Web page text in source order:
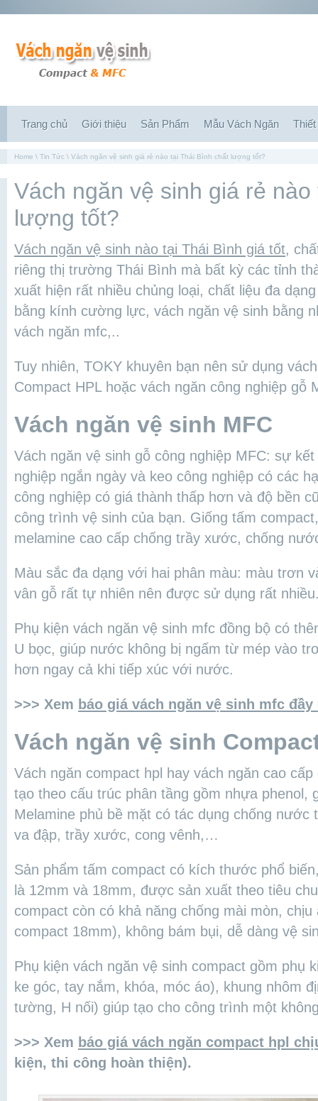
Trang chủ Giới thiệu Sản Phẩm Mẫu Vách Ngăn
Home \ Tin Tức \ Vách ngăn vệ sinh giá rẻ nào tại Thái Bình chất lượng tốt?
Vách ngăn vệ sinh giá rẻ
lượng tốt?
Vách ngăn vệ sinh nào tại Thái Bình giá tốt,
riêng thị trường Thái Bình mà bất kỳ các tỉnh
xuất hiện rất nhiều chủng loại, chất liệu đa
bằng kính cường lực, vách ngăn vệ sinh bằng
vách ngăn mfc,..
Tuy nhiên, TOKY khuyên bạn nên sử dụng
Compact HPL hoặc vách ngăn công nghiệp gỗ
Vách ngăn vệ sinh MFC
Vách ngăn vệ sinh gỗ công nghiệp MFC: sự
nghiệp ngắn ngày và keo công nghiệp có các
công nghiệp có giá thành thấp hơn và độ bền
công trình vệ sinh của bạn. Giống tấm
melamine cao cấp chống trầy xước, chống
Màu sắc đa dạng với hai phân màu: màu trơn
vân gỗ rất tự nhiên nên được sử dụng rất
Phụ kiện vách ngăn vệ sinh mfc đồng bộ có
U bọc, giúp nước không bị ngấm từ mép vào
hơn ngay cả khi tiếp xúc với nước.
>>> Xem báo giá vách ngăn vệ sinh mfc đầy
Vách ngăn vệ sinh
Vách ngăn compact hpl hay vách ngăn cao
tạo theo cấu trúc phân tầng gồm nhựa phenol,
Melamine phủ bề mặt có tác dụng chống nước
va đập, trầy xước, cong vênh,…
Sản phẩm tấm compact có kích thước phổ
là 12mm và 18mm, được sản xuất theo tiêu
compact còn có khả năng chống mài mòn,
compact 18mm), không bám bụi, dễ dàng vệ
Phụ kiện vách ngăn vệ sinh compact gồm phụ
ke góc, tay nắm, khóa, móc áo), khung nhôm
tường, H nối) giúp tạo cho công trình một
>>> Xem báo giá vách ngăn compact hpl
kiện, thi công hoàn thiện).